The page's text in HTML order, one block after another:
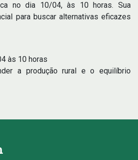
no dia 10/04, às 10 horas. Sua
para buscar alternativas eficazes
às 10 horas
a produção rural e o equilíbrio